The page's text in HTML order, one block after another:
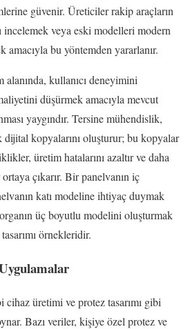
güvenir. Üreticiler rakip araçların
incelemek veya eski modelleri modern
bu yöntemden yararlanır.
alanında, kullanıcı deneyimini
düşürmek amacıyla mevcut
yaygındır. Tersine mühendislik,
kopyalarını oluşturur; bu kopyalar
üretim hatalarını azaltır ve daha
çıkarır. Bir panelvanın iç
katı modeline ihtiyaç duymak
üç boyutlu modelini oluşturmak
örnekleridir.
üretimi ve protez tasarımı gibi
Bazı veriler, kişiye özel protez ve